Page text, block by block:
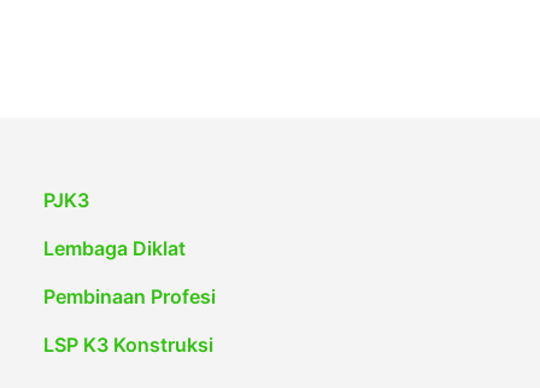
PJK3
Lembaga Diklat
Pembinaan Profesi
LSP K3 Konstruksi